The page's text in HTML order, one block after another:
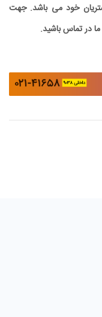
خود می باشد. جهت
ما در تماس باشید.